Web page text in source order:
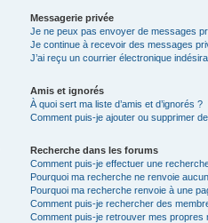
Messagerie privée
Je ne peux pas envoyer de messages
Je continue à recevoir des messages
J’ai reçu un courrier électronique
Amis et ignorés
À quoi sert ma liste d’amis et d’ignorés ?
Comment puis-je ajouter ou supprimer
Recherche dans les forums
Comment puis-je effectuer une
Pourquoi ma recherche ne renvoie
Pourquoi ma recherche renvoie à une
Comment puis-je rechercher des
Comment puis-je retrouver mes propres